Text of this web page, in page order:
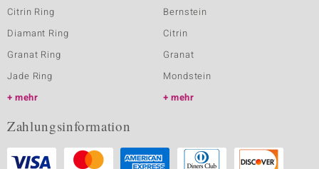
Citrin Ring
Diamant Ring
Granat Ring
Jade Ring
mehr
Bernstein
Citrin
Granat
Mondstein
mehr
Zahlungsinformation